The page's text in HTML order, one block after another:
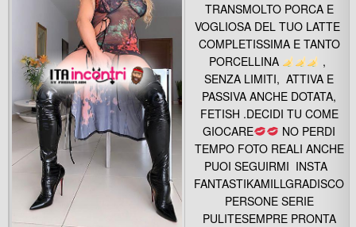
TRANSMOLTO PORCA E
VOGLIOSA DEL TUO LATTE
COMPLETISSIMA E TANTO
PORCELLINA
,
SENZA LIMITI, ATTIVA E
PASSIVA ANCHE DOTATA,
FETISH .DECIDI TU COME
GIOCARE
NO PERDI
TEMPO FOTO REALI ANCHE
PUOI SEGUIRMI INSTA
FANTASTIKAMILLGRADISCO
PERSONE SERIE
PULITESEMPRE PRONTA